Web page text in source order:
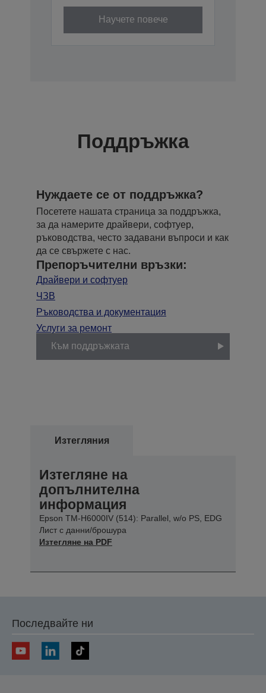
Научете повече
Поддръжка
Нуждаете се от поддръжка?
Посетете нашата страница за поддръжка,
за да намерите драйвери, софтуер,
ръководства, често задавани въпроси и как
да се свържете с нас.
Препоръчителни връзки:
Драйвери и софтуер
ЧЗВ
Ръководства и документация
Услуги за ремонт
Към поддръжката
Изтегляния
Изтегляне на
допълнителна
информация
Epson TM-H6000IV (514): Parallel, w/o PS, EDG
Лист с данни/брошура
Изтегляне на PDF
Последвайте ни